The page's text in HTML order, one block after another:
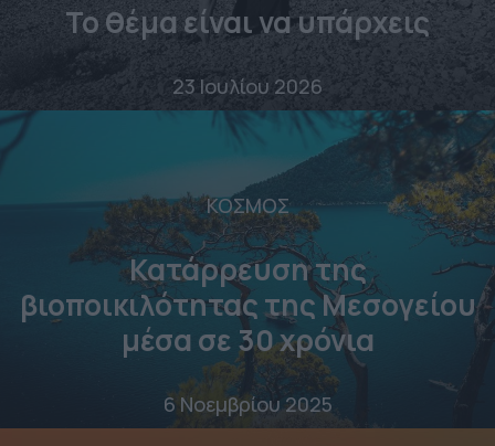
Το θέμα είναι να υπάρχεις
23 Ιουλίου 2026
ΚΟΣΜΟΣ
Κατάρρευση της
βιοποικιλότητας της Μεσογείου
μέσα σε 30 χρόνια
6 Νοεμβρίου 2025